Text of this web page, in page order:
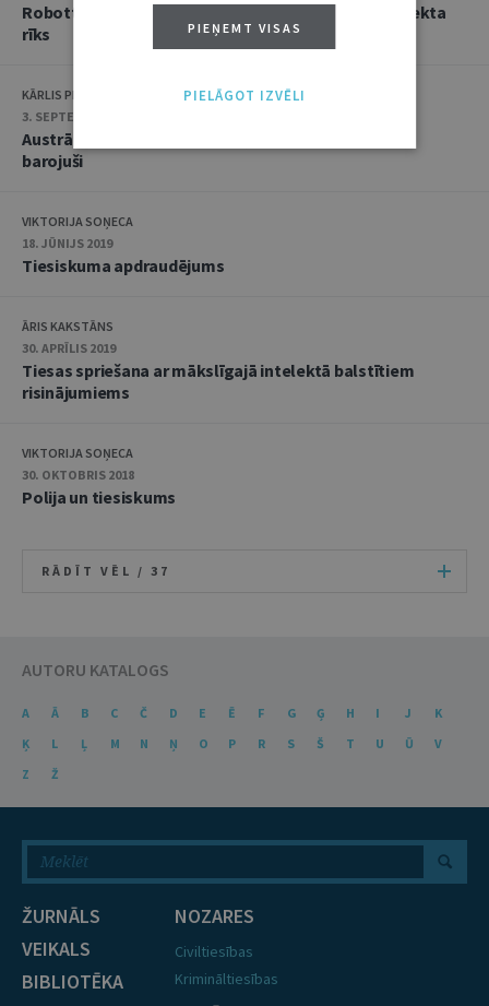
Robottiesnesis – Igaunijā iecerētais mākslīgā intelekta
rīks
KĀRLIS PIĢĒNS
3. SEPTEMBRIS 2019
Austrālijā tiesa soda vecākus, kas savu mazuli slikti
barojuši
VIKTORIJA SOŅECA
18. JŪNIJS 2019
Tiesiskuma apdraudējums
ĀRIS KAKSTĀNS
30. APRĪLIS 2019
Tiesas spriešana ar mākslīgajā intelektā balstītiem
risinājumiems
VIKTORIJA SOŅECA
30. OKTOBRIS 2018
Polija un tiesiskums
RĀDĪT VĒL / 37
AUTORU KATALOGS
A Ā B C Č D E Ē F G Ģ H I J
K
Ķ
L Ļ M N Ņ O P R S Š T U Ū
V
Z
Ž
ŽURNĀLS
VEIKALS
BIBLIOTĒKA
NOZARES
Civiltiesības
Krimināltiesības
PIEŅEMT VISAS
PIELĀGOT IZVĒLI